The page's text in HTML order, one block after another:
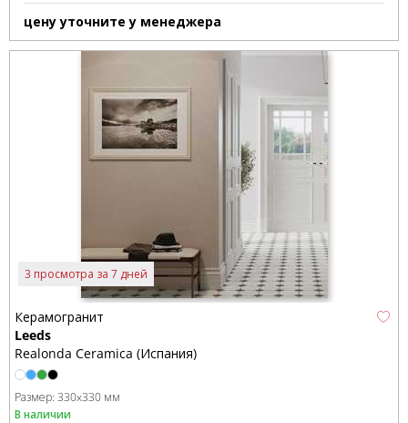
цену уточните у менеджера
3 просмотра за 7 дней
Керамогранит
Leeds
Realonda Ceramica (Испания)
Размер: 330x330 мм
В наличии